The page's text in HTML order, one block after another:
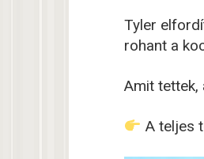
Tyler
rohant a
Amit tettek,
A teljes